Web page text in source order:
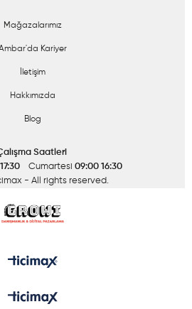
Mağazalarımız
Kariyer
İletişim
Hakkımızda
Blog
Saatleri
Cumartesi 09:00 16:30
- All rights reserved.